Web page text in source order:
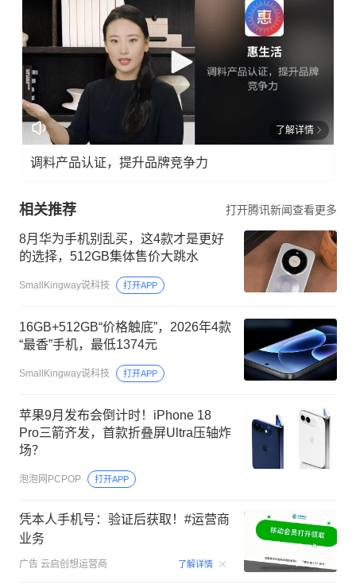
了解详情
调料产品认证，提升品牌竞争力
相关推荐 打开腾讯新闻查看更多
8月华为手机别乱买，这4款才是更好
的选择，512GB集体售价大跳水
SmallKingway说科技 打开APP
16GB+512GB“价格触底”，2026年4款
“最香”手机，最低1374元
SmallKingway说科技 打开APP
苹果9月发布会倒计时！iPhone 18
Pro三箭齐发，首款折叠屏Ultra压轴炸
场？
泡泡网PCPOP 打开APP
凭本人手机号：验证后获取！#运营商
业务
广告 云启创想运营商 了解详情 00:15